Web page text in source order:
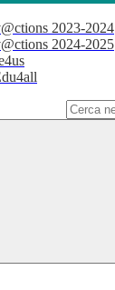
2023-2024
2024-2025